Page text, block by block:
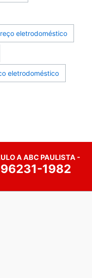
eletrodoméstico
eletrodoméstico
A ABC PAULISTA -
96231-1982